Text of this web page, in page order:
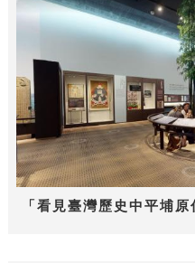
「看見臺灣歷史中平埔